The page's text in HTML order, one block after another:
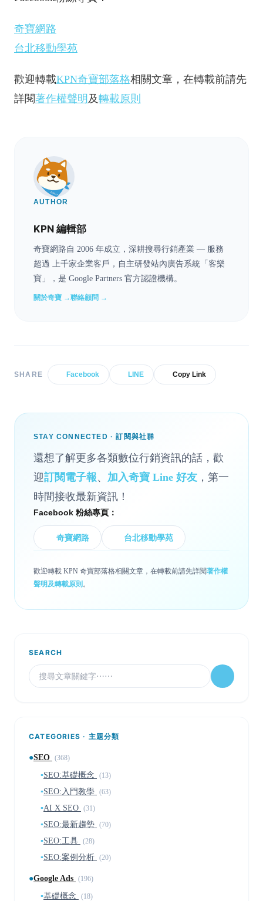
奇寶網路
台北移動學苑
歡迎轉載KPN奇寶部落格相關文章，在轉載前請先
詳閱著作權聲明 及轉載原則
AUTHOR
KPN 編輯部
奇寶網路自 2006 年成立，深耕搜尋行銷產業 — 服務
超過 上千家企業客戶，自主研發站內廣告系統「客樂
寶」，是 Google Partners 官方認證機構。
關於奇寶 →聯絡顧問 →
SHARE Facebook LINE Copy Link
STAY CONNECTED · 訂閱與社群
還想了解更多各類數位行銷資訊的話，歡
迎訂閱電子報、 加入奇寶 Line 好友 ，第一
時間接收最新資訊！
Facebook 粉絲專頁：
奇寶網路 台北移動學苑
歡迎轉載 KPN 奇寶部落格相關文章，在轉載前請先詳閱著作權
聲明及轉載原則 。
SEARCH
CATEGORIES · 主題分類
●SEO (368)
▪SEO:基礎概念 (13)
▪SEO:入門教學 (63)
▪AI X SEO (31)
▪SEO:最新趨勢 (70)
▪SEO:工具 (28)
▪SEO:案例分析 (20)
●Google Ads (196)
▪基礎概念 (18)